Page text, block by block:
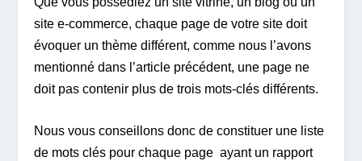
site e-commerce, chaque page de votre site doit
évoquer un thème différent, comme nous l’avons
mentionné dans l’article précédent, une page ne
doit pas contenir plus de trois mots-clés différents.
Nous vous conseillons donc de constituer une liste
de mots clés pour chaque page ayant un rapport